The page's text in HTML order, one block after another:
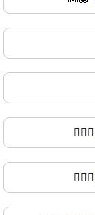
🙍🏻‍♂️
🙍🏻‍♂